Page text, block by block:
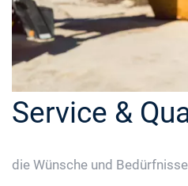
Service &
die Wünsche und